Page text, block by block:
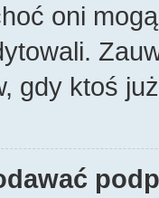
oni
gdy ktoś